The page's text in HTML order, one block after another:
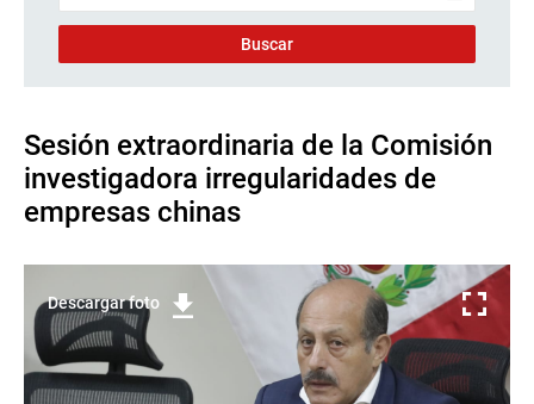
Sesión extraordinaria de la Comisión
investigadora irregularidades de
empresas chinas
Descargar foto